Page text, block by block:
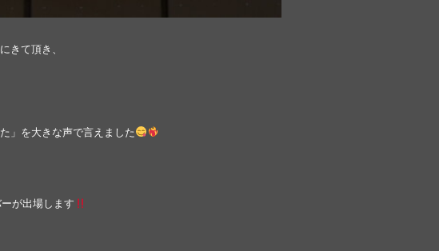
きて頂き、
」を大きな声で言えました
が出場します